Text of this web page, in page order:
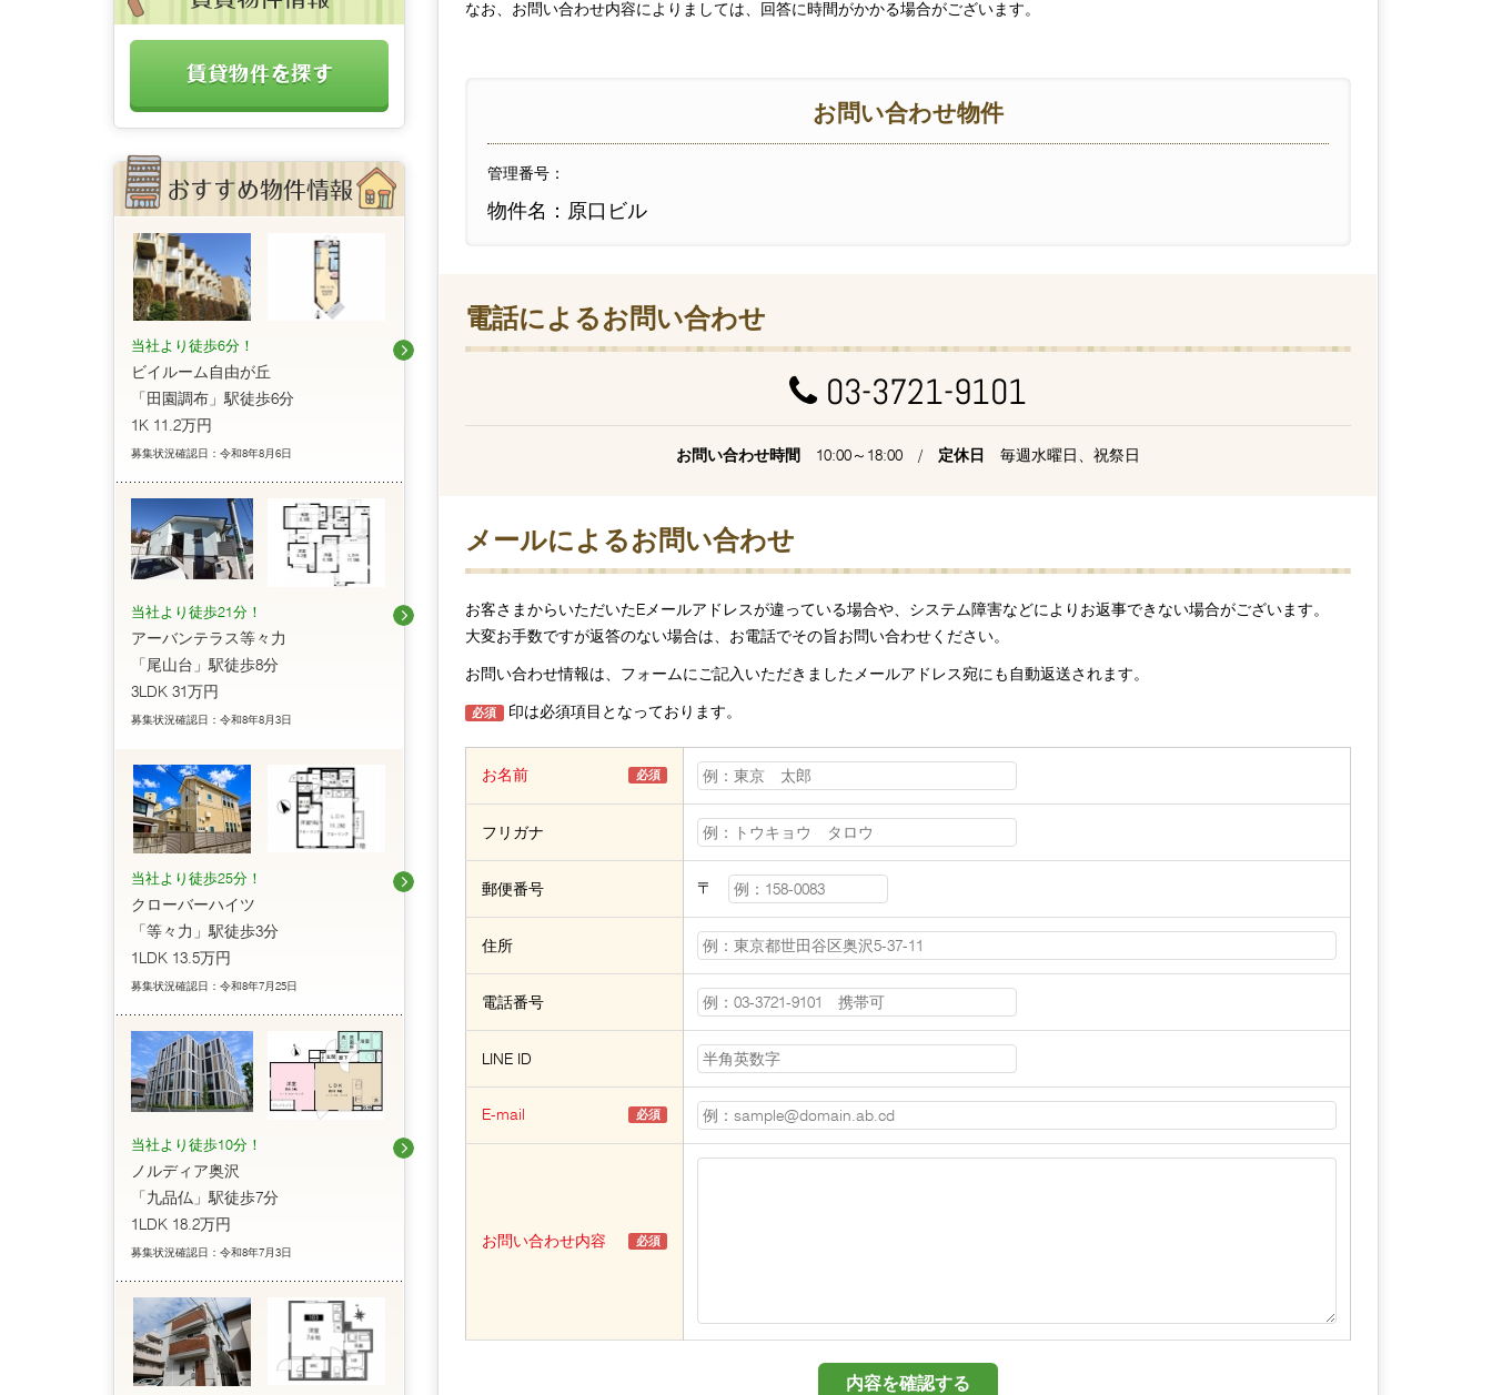
当社より徒歩6分！
ビイルーム自由が丘
「田園調布」駅徒歩6分
1K 11.2万円
募集状況確認日：令和8年8月6日
当社より徒歩21分！
アーバンテラス等々力
「尾山台」駅徒歩8分
3LDK 31万円
募集状況確認日：令和8年8月3日
当社より徒歩25分！
クローバーハイツ
「等々力」駅徒歩3分
1LDK 13.5万円
募集状況確認日：令和8年7月25日
当社より徒歩10分！
ノルディア奥沢
「九品仏」駅徒歩7分
1LDK 18.2万円
募集状況確認日：令和8年7月3日
なお、お問い合わせ内容によりましては、回答に時間がかかる場合がございます。
お問い合わせ物件
管理番号：
物件名：原口ビル
電話によるお問い合わせ
03-3721-9101
お問い合わせ時間 10:00～18:00 / 定休日 毎週水曜日、祝祭日
メールによるお問い合わせ
お客さまからいただいたEメールアドレスが違っている場合や、システム障害などによりお返事できない場合がございます。
大変お手数ですが返答のない場合は、お電話でその旨お問い合わせください。
お問い合わせ情報は、フォームにご記入いただきましたメールアドレス宛にも自動返送されます。
必須 印は必須項目となっております。
必須
お名前
フリガナ
郵便番号 〒
住所
電話番号
LINE ID
必須
E-mail
必須
お問い合わせ内容